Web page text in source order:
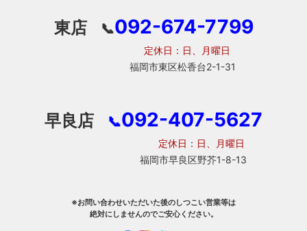
東店 📞092-674-7799
定休日：日、月曜日
福岡市東区松香台2-1-31
早良店 📞092-407-5627
定休日：日、月曜日
福岡市早良区野芥1-8-13
※お問い合わせいただいた後のしつこい営業等は
絶対にしませんのでご安心ください。